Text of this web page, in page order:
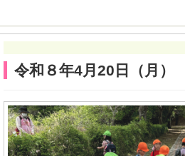
令和８年4月20日（月）